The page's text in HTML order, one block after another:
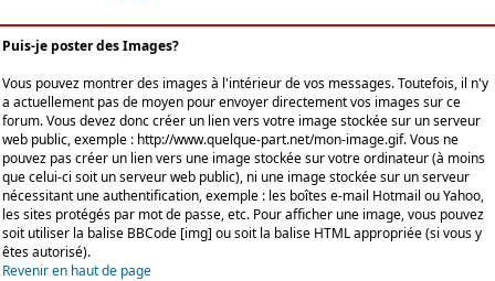
Puis-je poster des Images?
Vous pouvez montrer des images à l'intérieur de vos messages. Toutefois, il n'y
a actuellement pas de moyen pour envoyer directement vos images sur ce
forum. Vous devez donc créer un lien vers votre image stockée sur un serveur
web public, exemple : http://www.quelque-part.net/mon-image.gif. Vous ne
pouvez pas créer un lien vers une image stockée sur votre ordinateur (à moins
que celui-ci soit un serveur web public), ni une image stockée sur un serveur
nécessitant une authentification, exemple : les boîtes e-mail Hotmail ou Yahoo,
les sites protégés par mot de passe, etc. Pour afficher une image, vous pouvez
soit utiliser la balise BBCode [img] ou soit la balise HTML appropriée (si vous y
êtes autorisé).
Revenir en haut de page